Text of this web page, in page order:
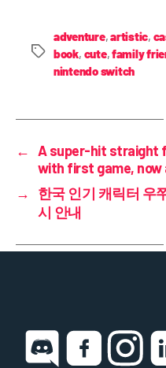
adventure,artistic,
book, cute,family
nintendo switch
← A super-hit straight
with first game, now
→
한국 인기 캐릭터 우
시 안내